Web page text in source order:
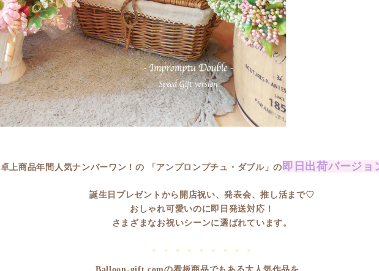
卓上商品年間人気ナンバーワン！の 「アンプロンプチュ・ダブル」の即日出荷バージョ
誕生日プレゼントから開店祝い、発表会、推し活まで♡
おしゃれ可愛いのに即日発送対応！
さまざまなお祝いシーンに選ばれています。
● ● ● ● ● ● ● ● ●